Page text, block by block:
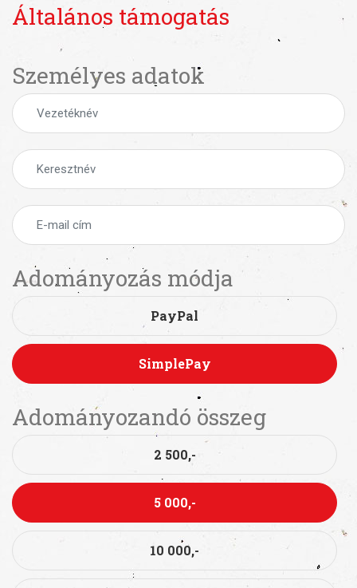
Általános támogatás
Személyes adatok
Adományozás módja
PayPal
SimplePay
Adományozandó összeg
2 500,-
5 000,-
10 000,-